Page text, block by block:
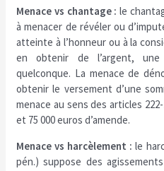
Menace vs chantage : le
à menacer de révéler ou
atteinte à l’honneur ou à la
en obtenir de l’argent,
quelconque. La menace de
obtenir le versement d’une
menace au sens des articles
et 75 000 euros d’amende.
Menace vs harcèlement : le
pén.) suppose des